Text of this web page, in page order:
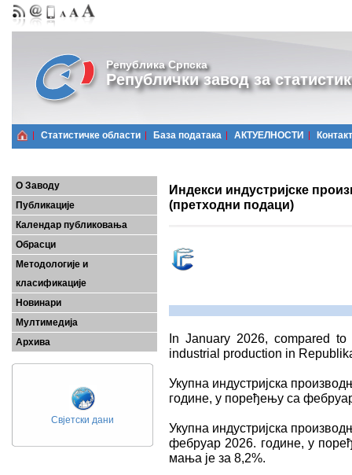
Република Српска
Републички завод за
Статистичке области Базa података АКТУЕЛНОСТИ Контакт
О Заводу
Публикације
Календар публиковања
Обрасци
Методологије и
класификације
Новинари
Мултимедија
Архива
Свјетски дани
Индекси индустријске
(претходни подаци)
In January 2026, compared
industrial production in
Укупна индустријска
године, у поређењу са
Укупна индустријска
фебруар 2026. године, у
мања је за 8,2%.